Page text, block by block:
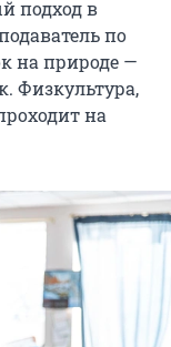
подход в
по
на природе —
Физкультура,
на